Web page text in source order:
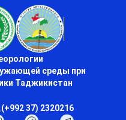
среды при
Таджикистан
(+992 37) 2320216